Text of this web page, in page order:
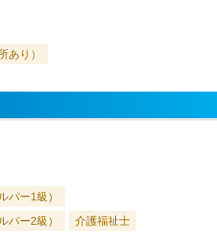
あり）
パー1級）
パー2級）
介護福祉士